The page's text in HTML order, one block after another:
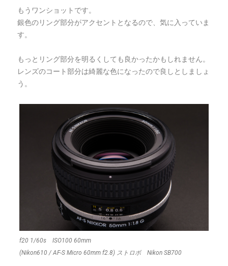
もうワンショットです。
銀色のリング部分がアクセントとなるので、気に入っていま
す。
もっとリング部分を明るくしても良かったかもしれません。
レンズのコート部分は綺麗な色になったので良しとしましょ
う。
f20 1/60s ISO100 60mm
(Nikon610 / AF-S Micro 60mm f2.8) ストロボ Nikon SB700